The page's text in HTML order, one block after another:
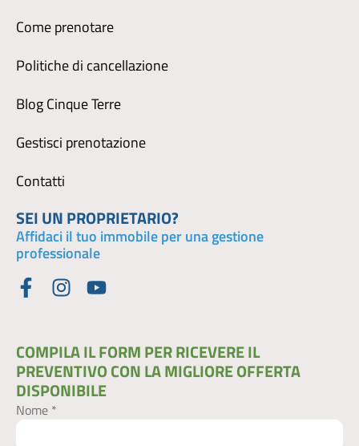
Come prenotare
Politiche di cancellazione
Blog Cinque Terre
Gestisci prenotazione
Contatti
SEI UN PROPRIETARIO?
Affidaci il tuo immobile per una gestione
professionale
COMPILA IL FORM PER RICEVERE IL
PREVENTIVO CON LA MIGLIORE OFFERTA
DISPONIBILE​
Nome *